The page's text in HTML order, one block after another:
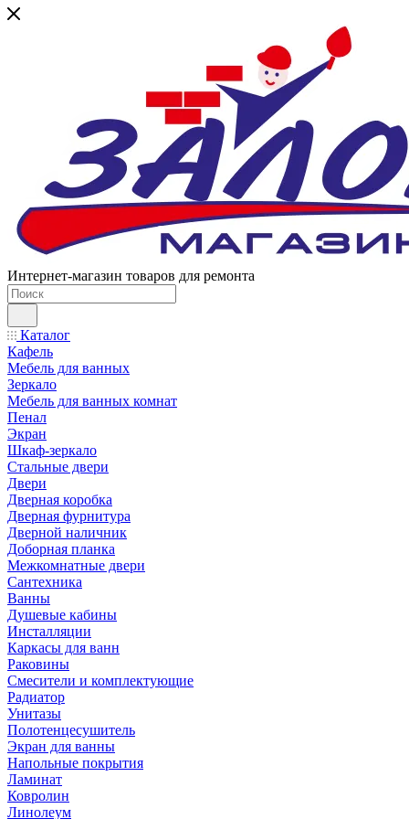
Интернет-магазин товаров для ремонта
Каталог
Кафель
Мебель для ванных
Зеркало
Мебель для ванных комнат
Пенал
Экран
Шкаф-зеркало
Стальные двери
Двери
Дверная коробка
Дверная фурнитура
Дверной наличник
Доборная планка
Межкомнатные двери
Сантехника
Ванны
Душевые кабины
Инсталляции
Каркасы для ванн
Раковины
Смесители и комплектующие
Радиатор
Унитазы
Полотенцесушитель
Экран для ванны
Напольные покрытия
Ламинат
Ковролин
Линолеум